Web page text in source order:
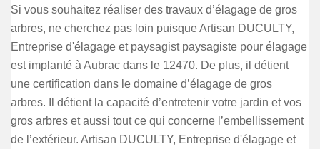
Si vous souhaitez réaliser des travaux d’élagage de gros
arbres, ne cherchez pas loin puisque Artisan DUCULTY,
Entreprise d'élagage et paysagist paysagiste pour élagage
est implanté à Aubrac dans le 12470. De plus, il détient
une certification dans le domaine d’élagage de gros
arbres. Il détient la capacité d’entretenir votre jardin et vos
gros arbres et aussi tout ce qui concerne l’embellissement
de l’extérieur. Artisan DUCULTY, Entreprise d'élagage et